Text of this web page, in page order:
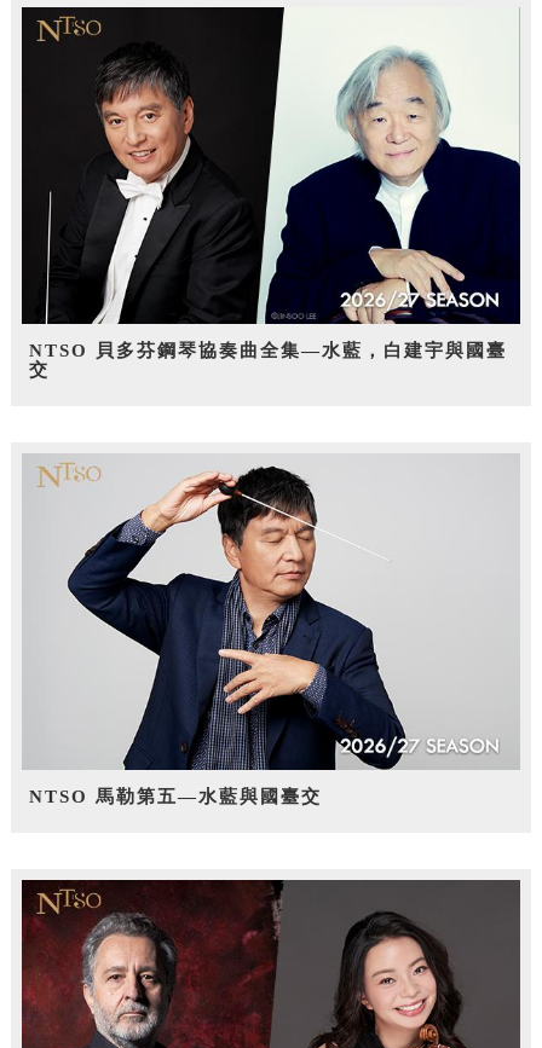
NTSO 貝多芬鋼琴協奏曲全集—水藍，白建宇與國臺
交
NTSO 馬勒第五—水藍與國臺交